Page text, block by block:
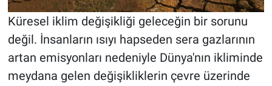
Küresel iklim değişikliği geleceğin bir sorunu
değil. İnsanların ısıyı hapseden sera gazlarının
artan emisyonları nedeniyle Dünya'nın ikliminde
meydana gelen değişikliklerin çevre üzerinde